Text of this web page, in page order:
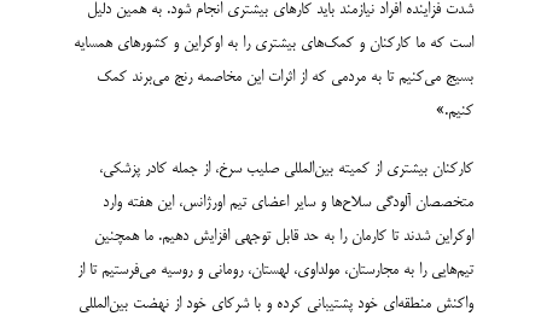
شدت فزاینده افراد نیازمند باید کارهای بیشتری انجام شود. به همین دلیل
است که ما کارکنان و کمک­‌های بیشتری را به اوکراین و کشورهای همسایه
بسیج می‌کنیم تا به مردمی که از اثرات این مخاصمه رنج می‌­برند کمک
کنیم.»
کارکنان بیشتری از کمیته بین‌المللی صلیب سرخ، از جمله کادر پزشکی،
متخصصان آلودگی سلاح‌ها و سایر اعضای تیم اورژانس، این هفته وارد
اوکراین شدند تا کارمان را به حد قابل توجهی افزایش دهیم. ما همچنین
تیم‌­هایی را به مجارستان، مولداوی، لهستان، رومانی و روسیه می­‌فرستیم تا از
واکنش منطقه‌­ای خود پشتیبانی کرده و با شرکای خود از نهضت بین‌­المللی